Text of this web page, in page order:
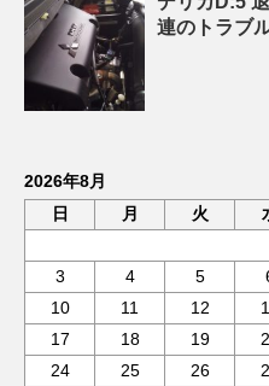
連のトラブ
2026年8月
日
月 火
3
4 5
10
11 12
17
18 19
24
25 26